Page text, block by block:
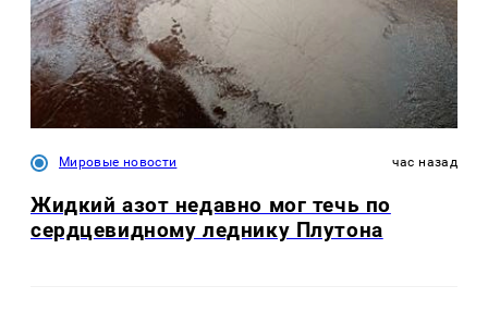
Мировые новости час назад
Жидкий азот недавно мог течь по
сердцевидному леднику Плутона